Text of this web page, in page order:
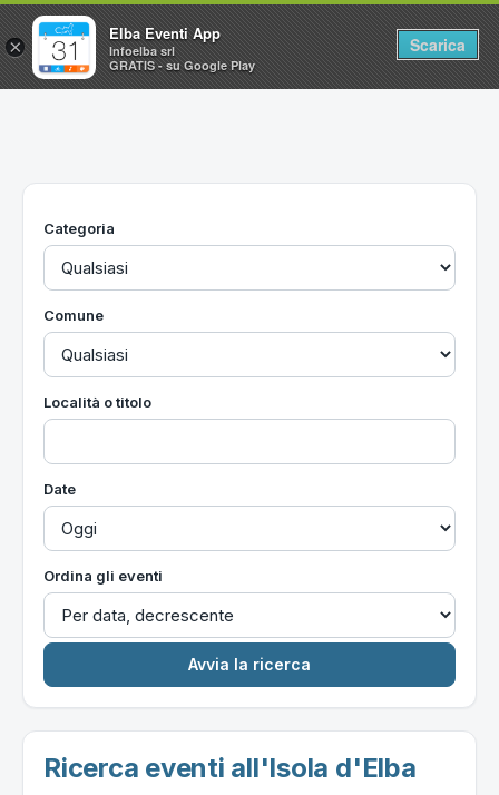
Home
Utilità
Categoria
Comune
Località o titolo
Date
Ordina gli eventi
Ricerca eventi all'Isola d'Elba
×
Elba Eventi App
Infoelba srl
GRATIS - su Google Play
Scarica